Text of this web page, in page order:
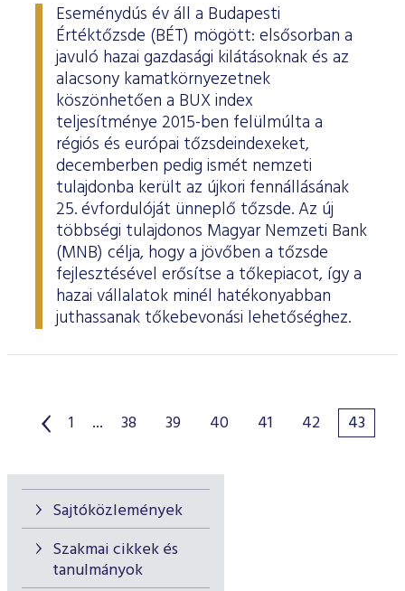
Sajtóközlemények
Szakmai cikkek és
tanulmányok
Eseménydús év áll a Budapesti
Értéktőzsde (BÉT) mögött: elsősorban a
javuló hazai gazdasági kilátásoknak és az
alacsony kamatkörnyezetnek
köszönhetően a BUX index
teljesítménye 2015-ben felülmúlta a
régiós és európai tőzsdeindexeket,
decemberben pedig ismét nemzeti
tulajdonba került az újkori fennállásának
25. évfordulóját ünneplő tőzsde. Az új
többségi tulajdonos Magyar Nemzeti Bank
(MNB) célja, hogy a jövőben a tőzsde
fejlesztésével erősítse a tőkepiacot, így a
hazai vállalatok minél hatékonyabban
juthassanak tőkebevonási lehetőséghez.
1 ... 38 39 40 41 42 43